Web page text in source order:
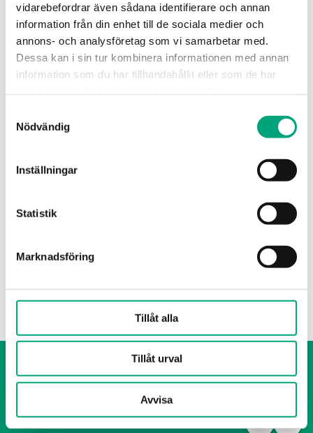
vidarebefordrar även sådana identifierare och annan
information från din enhet till de sociala medier och
annons- och analysföretag som vi samarbetar med.
Dessa kan i sin tur kombinera informationen med annan
information som du har tillhandahållit eller som de har
Nödvändig
Inställningar
Statistik
Marknadsföring
Tillåt alla
Tillåt urval
Avvisa
Denna artikel har utgått
Specifikationer
Specifikationer för OVC-ETVS40
Nominell diameter
Cookie Policy